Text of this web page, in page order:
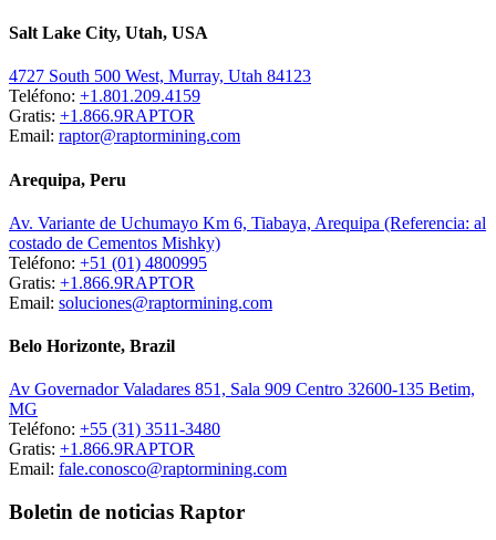
Salt Lake City, Utah, USA
4727 South 500 West, Murray, Utah 84123
Teléfono: +1.801.209.4159
Gratis: +1.866.9RAPTOR
Email: raptor@raptormining.com
Arequipa, Peru
Av. Variante de Uchumayo Km 6, Tiabaya, Arequipa (Referencia: al
costado de Cementos Mishky)
Teléfono: +51 (01) 4800995
Gratis: +1.866.9RAPTOR
Email: soluciones@raptormining.com
Belo Horizonte, Brazil
Av Governador Valadares 851, Sala 909 Centro 32600-135 Betim,
MG
Teléfono: +55 (31) 3511-3480
Gratis: +1.866.9RAPTOR
Email: fale.conosco@raptormining.com
Boletin de noticias Raptor